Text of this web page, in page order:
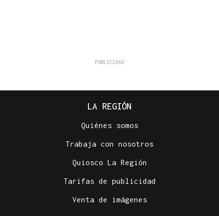
LA REGIÓN
Quiénes somos
Trabaja con nosotros
Quiosco La Región
Tarifas de publicidad
Venta de imágenes